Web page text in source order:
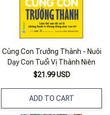
Cùng Con Trưởng Thành - Nuôi
Dạy Con Tuổi Vị Thành Niên
$21.99 USD
ADD TO CART